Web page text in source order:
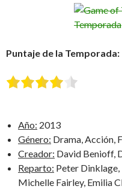
Puntaje de la Temporada:
Año: 2013
Género: Drama, Acción,
Creador: David Benioff,
Reparto: Peter Dinklage,
Michelle Fairley, Emilia